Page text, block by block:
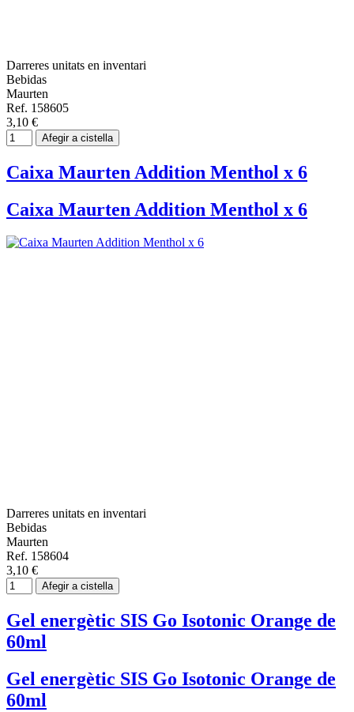
Darreres unitats en inventari
Bebidas
Maurten
Ref. 158605
3,10 €
Afegir a cistella
Caixa Maurten Addition Menthol x 6
Caixa Maurten Addition Menthol x 6
Darreres unitats en inventari
Bebidas
Maurten
Ref. 158604
3,10 €
Afegir a cistella
Gel energètic SIS Go Isotonic Orange de
60ml
Gel energètic SIS Go Isotonic Orange de
60ml